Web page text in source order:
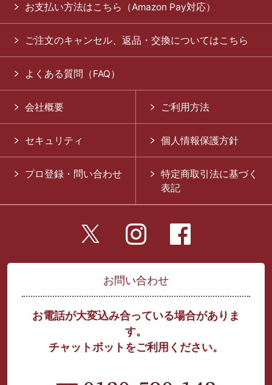
お支払い方法はこちら（Amazon Pay対応）
ご注文のキャンセル、返品・交換についてはこちら
よくある質問（FAQ）
会社概要 ご利用方法
セキュリティ 個人情報保護方針
プロ登録・問い合わせ
特定商取引法に基づく
表記
お問い合わせ
お電話が大変込み合っている場合がありま
す。
チャットボットをご利用ください。